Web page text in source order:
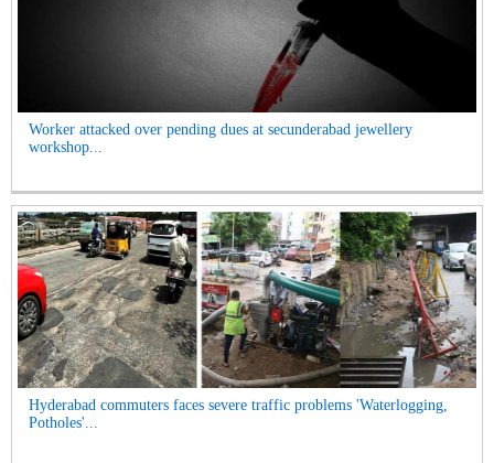
Worker attacked over pending dues at secunderabad jewellery
workshop...
Hyderabad commuters faces severe traffic problems 'Waterlogging,
Potholes'...